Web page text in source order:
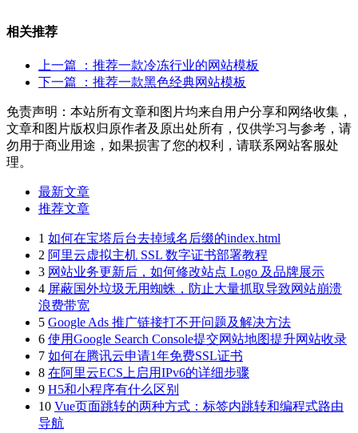
相关推荐
上一篇
：推荐一款冷冻行业的网站模板
下一篇
：推荐一款黑色经典网站模板
免责声明：本站所有文章和图片均来自用户分享和网络收集，
文章和图片版权归原作者及原出处所有，仅供学习与参考，请
勿用于商业用途，如果损害了您的权利，请联系网站客服处
理。
最新文章
推荐文章
1 如何在宝塔后台去掉域名后缀的index.html
2 阿里云虚拟主机 SSL 数字证书部署教程
3 网站业务更新后，如何修改站点 Logo 及品牌展示
4 屏蔽国外垃圾无用蜘蛛，防止大量抓取导致网站崩溃
浪费带宽
5 Google Ads 推广链接打不开问题及解决方法
6 使用Google Search Console提交网站地图提升网站收录
7 如何在腾讯云申请1年免费SSL证书
8 在阿里云ECS上启用IPv6的详细步骤
9 H5和小程序有什么区别
10 Vue页面跳转的两种方式：标签内跳转和编程式路由
导航